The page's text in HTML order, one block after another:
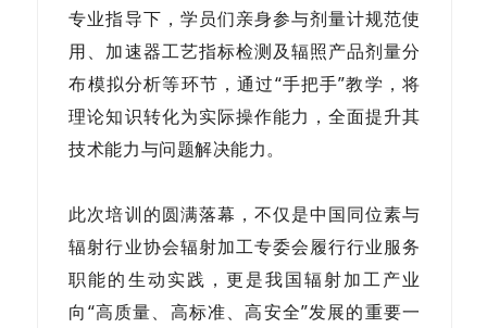
专业指导下，学员们亲身参与剂量计规范使
用、加速器工艺指标检测及辐照产品剂量分
布模拟分析等环节，通过“手把手”教学，将
理论知识转化为实际操作能力，全面提升其
技术能力与问题解决能力。
此次培训的圆满落幕，不仅是中国同位素与
辐射行业协会辐射加工专委会履行行业服务
职能的生动实践，更是我国辐射加工产业
向“高质量、高标准、高安全”发展的重要一